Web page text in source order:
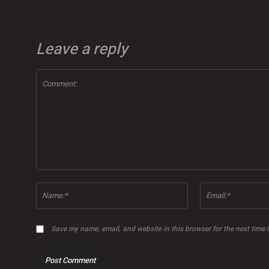
Leave a reply
Save my name, email, and website in this browser for the next time